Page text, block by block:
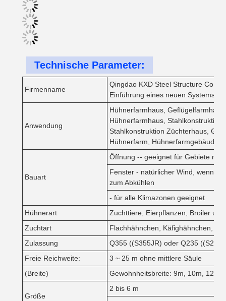
Technische Parameter:
Firmenname
Qingdao KXD Steel Structure Co.,
Einführung eines neuen Systems
Anwendung
Hühnerfarmhaus,
Hühnerfarmhaus,
Stahlkonstruktion Züchterhaus,
Hühnerfarm, Hühnerfarmgebäude,
Bauart
Öffnung -- geeignet für Gebiete mit
Fenster - natürlicher Wind, wenn
zum Abkühlen
- für alle Klimazonen geeignet
Hühnerart
Zuchttiere, Eierpflanzen, Broiler usw.
Zuchtart
Flachhähnchen, Käfighähnchen,
Zulassung
Q355 ((S355JR) oder Q235
Freie Reichweite:
3 ~ 25 m ohne mittlere Säule
(Breite)
Gewohnheitsbreite: 9m, 10m, 12m,
Größe
2 bis 6 m